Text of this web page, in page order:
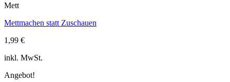
Mett
Mettmachen statt Zuschauen
1,99 €
inkl. MwSt.
Angebot!